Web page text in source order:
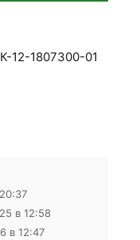
12-1807300-01
в 12:58
в 12:47